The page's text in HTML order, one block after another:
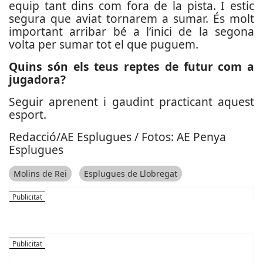
equip tant dins com fora de la pista. I estic
segura que aviat tornarem a sumar. És molt
important arribar bé a l’inici de la segona
volta per sumar tot el que puguem.
Quins són els teus reptes de futur com a
jugadora?
Seguir aprenent i gaudint practicant aquest
esport.
Redacció/AE Esplugues / Fotos: AE Penya
Esplugues
Molins de Rei Esplugues de Llobregat